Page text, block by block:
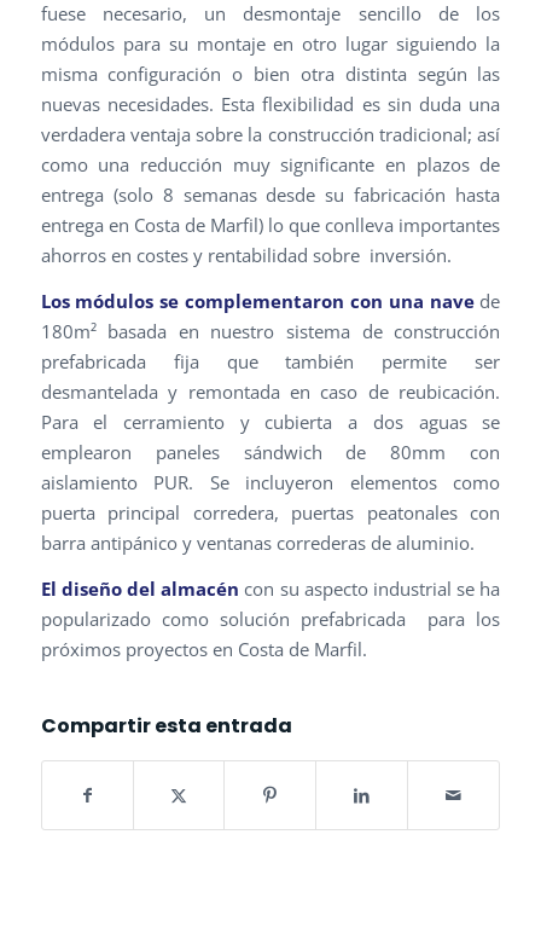
fuese necesario, un desmontaje sencillo de los
módulos para su montaje en otro lugar siguiendo la
misma configuración o bien otra distinta según las
nuevas necesidades. Esta flexibilidad es sin duda una
verdadera ventaja sobre la construcción tradicional; así
como una reducción muy significante en plazos de
entrega (solo 8 semanas desde su fabricación hasta
entrega en Costa de Marfil) lo que conlleva importantes
ahorros en costes y rentabilidad sobre inversión.
Los módulos se complementaron con una navede
180m² basada en nuestro sistema de construcción
prefabricada fija que también permite ser
desmantelada y remontada en caso de reubicación.
Para el cerramiento y cubierta a dos aguas se
emplearon paneles sándwich de 80mm con
aislamiento PUR. Se incluyeron elementos como
puerta principal corredera, puertas peatonales con
barra antipánico y ventanas correderas de aluminio.
El diseño del almacén con su aspecto industrial se ha
popularizado como solución prefabricada para los
próximos proyectos en Costa de Marfil.
Compartir esta entrada